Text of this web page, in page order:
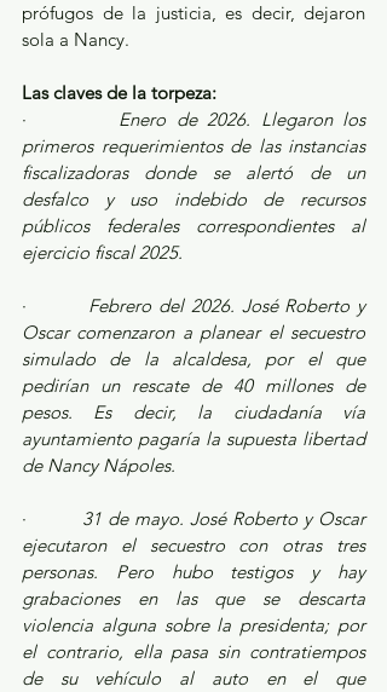
prófugos de la justicia, es decir, dejaron
sola a Nancy.
Las claves de la torpeza:
· Enero de 2026. Llegaron los
primeros requerimientos de las instancias
fiscalizadoras donde se alertó de un
desfalco y uso indebido de recursos
públicos federales correspondientes al
ejercicio fiscal 2025.
· Febrero del 2026. José Roberto y
Oscar comenzaron a planear el secuestro
simulado de la alcaldesa, por el que
pedirían un rescate de 40 millones de
pesos. Es decir, la ciudadanía vía
ayuntamiento pagaría la supuesta libertad
de Nancy Nápoles.
· 31 de mayo. José Roberto y Oscar
ejecutaron el secuestro con otras tres
personas. Pero hubo testigos y hay
grabaciones en las que se descarta
violencia alguna sobre la presidenta; por
el contrario, ella pasa sin contratiempos
de su vehículo al auto en el que